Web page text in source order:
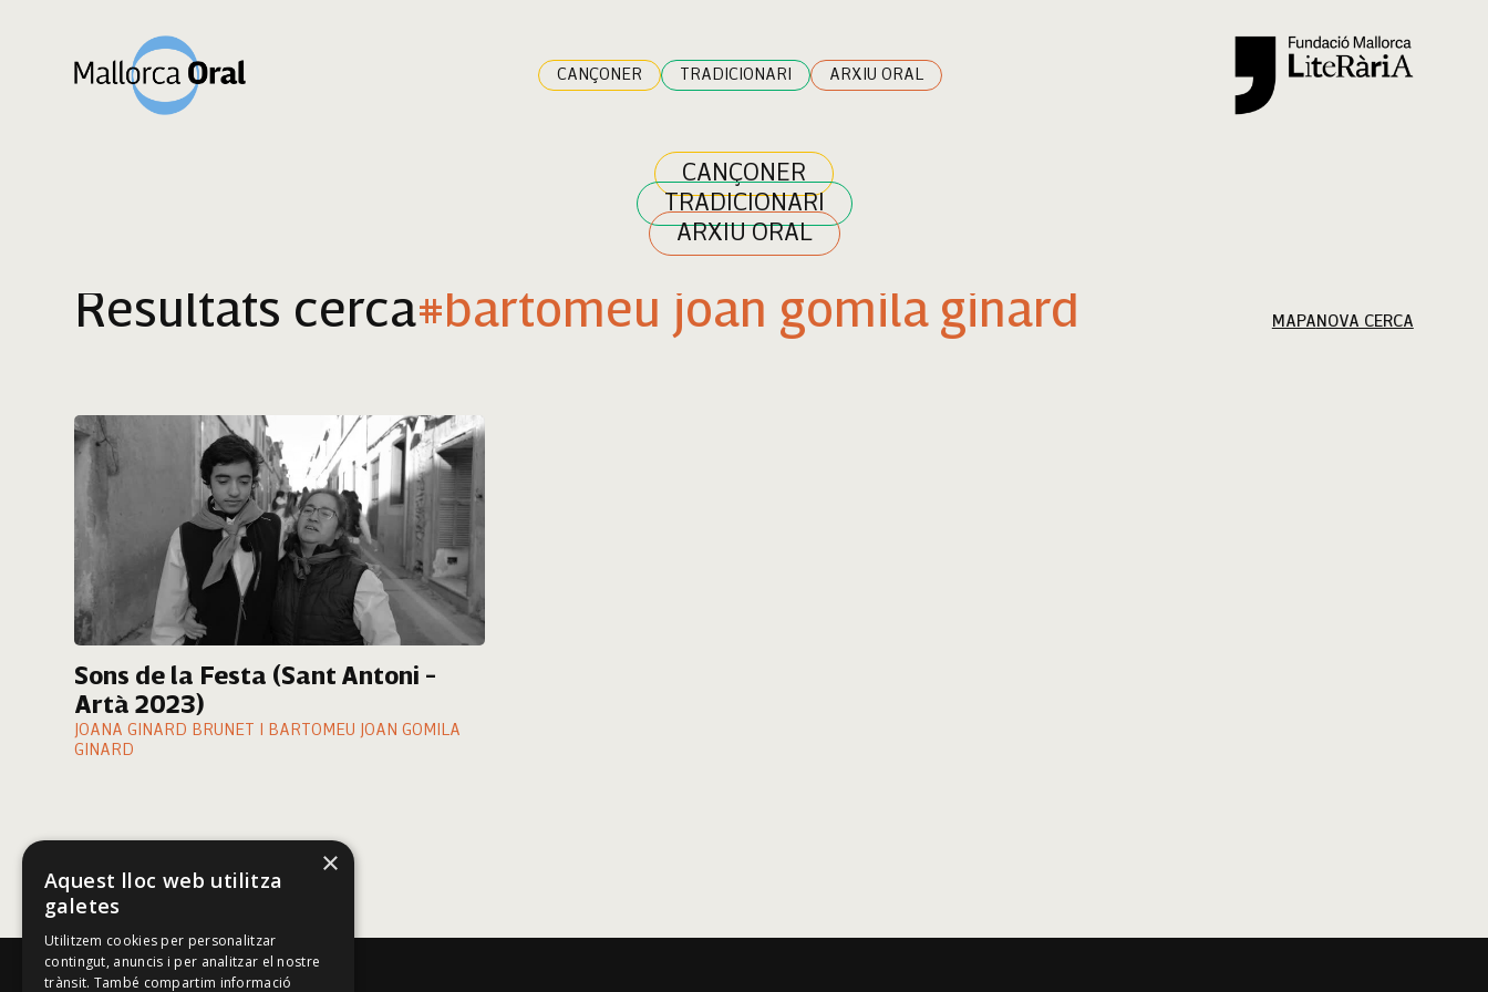
CANÇONER TRADICIONARI ARXIU ORAL
CANÇONER
TRADICIONARI
ARXIU ORAL
Resultats cerca#bartomeu joan gomila ginard MAPANOVA CERCA
Sons de la Festa (Sant Antoni -
Artà 2023)
JOANA GINARD BRUNET I BARTOMEU JOAN GOMILA
GINARD
×
Aquest lloc web utilitza
galetes
Utilitzem cookies per personalitzar
contingut, anuncis i per analitzar el nostre
trànsit. També compartim informació